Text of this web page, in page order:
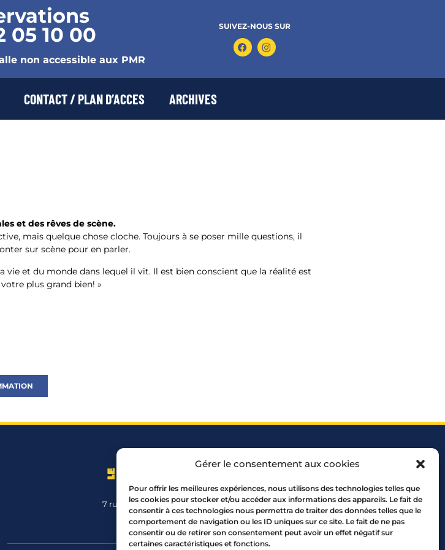
Gérer le consentement aux cookies
Pour offrir les meilleures expériences, nous utilisons des technologies telles que
les cookies pour stocker et/ou accéder aux informations des appareils. Le fait de
consentir à ces technologies nous permettra de traiter des données telles que le
comportement de navigation ou les ID uniques sur ce site. Le fait de ne pas
consentir ou de retirer son consentement peut avoir un effet négatif sur
certaines caractéristiques et fonctions.
05 10 00
non accessible aux PMR
SUIVEZ-NOUS SUR
CONTACT / PLAN D’ACCES ARCHIVES
et des rêves de scène.
mais quelque chose cloche. Toujours à se poser mille questions, il
sur scène pour en parler.
vie et du monde dans lequel il vit. Il est bien conscient que la réalité est
plus grand bien! »
7 rue Mourguet 69005 LYON
04 72 05 10 00